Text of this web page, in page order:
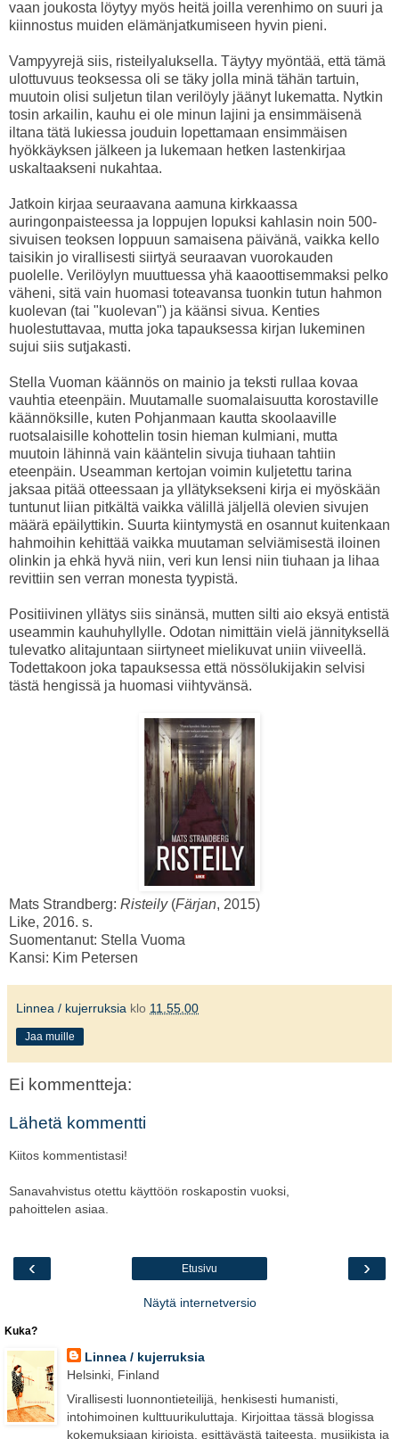
vaan joukosta löytyy myös heitä joilla verenhimo on suuri ja
kiinnostus muiden elämänjatkumiseen hyvin pieni.
Vampyyrejä siis, risteilyaluksella. Täytyy myöntää, että tämä
ulottuvuus teoksessa oli se täky jolla minä tähän tartuin,
muutoin olisi suljetun tilan verilöyly jäänyt lukematta. Nytkin
tosin arkailin, kauhu ei ole minun lajini ja ensimmäisenä
iltana tätä lukiessa jouduin lopettamaan ensimmäisen
hyökkäyksen jälkeen ja lukemaan hetken lastenkirjaa
uskaltaakseni nukahtaa.
Jatkoin kirjaa seuraavana aamuna kirkkaassa
auringonpaisteessa ja loppujen lopuksi kahlasin noin 500-
sivuisen teoksen loppuun samaisena päivänä, vaikka kello
taisikin jo virallisesti siirtyä seuraavan vuorokauden
puolelle. Verilöylyn muuttuessa yhä kaaoottisemmaksi pelko
väheni, sitä vain huomasi toteavansa tuonkin tutun hahmon
kuolevan (tai "kuolevan") ja käänsi sivua. Kenties
huolestuttavaa, mutta joka tapauksessa kirjan lukeminen
sujui siis sutjakasti.
Stella Vuoman käännös on mainio ja teksti rullaa kovaa
vauhtia eteenpäin. Muutamalle suomalaisuutta korostaville
käännöksille, kuten Pohjanmaan kautta skoolaaville
ruotsalaisille kohottelin tosin hieman kulmiani, mutta
muutoin lähinnä vain kääntelin sivuja tiuhaan tahtiin
eteenpäin. Useamman kertojan voimin kuljetettu tarina
jaksaa pitää otteessaan ja yllätyksekseni kirja ei myöskään
tuntunut liian pitkältä vaikka välillä jäljellä olevien sivujen
määrä epäilyttikin. Suurta kiintymystä en osannut kuitenkaan
hahmoihin kehittää vaikka muutaman selviämisestä iloinen
olinkin ja ehkä hyvä niin, veri kun lensi niin tiuhaan ja lihaa
revittiin sen verran monesta tyypistä.
Positiivinen yllätys siis sinänsä, mutten silti aio eksyä entistä
useammin kauhuhyllylle. Odotan nimittäin vielä jännityksellä
tulevatko alitajuntaan siirtyneet mielikuvat uniin viiveellä.
Todettakoon joka tapauksessa että nössölukijakin selvisi
tästä hengissä ja huomasi viihtyvänsä.
Mats Strandberg: Risteily(Färjan, 2015)
Like, 2016. s.
Suomentanut: Stella Vuoma
Kansi: Kim Petersen
Linnea / kujerruksia klo 11.55.00
Jaa muille
Ei kommentteja:
Lähetä kommentti
Kiitos kommentistasi!
Sanavahvistus otettu käyttöön roskapostin vuoksi,
pahoittelen asiaa.
‹ ›
Etusivu
Näytä internetversio
Kuka?
Linnea / kujerruksia
Helsinki, Finland
Virallisesti luonnontieteilijä, henkisesti humanisti,
intohimoinen kulttuurikuluttaja. Kirjoittaa tässä blogissa
kokemuksiaan kirjoista, esittävästä taiteesta, musiikista ja